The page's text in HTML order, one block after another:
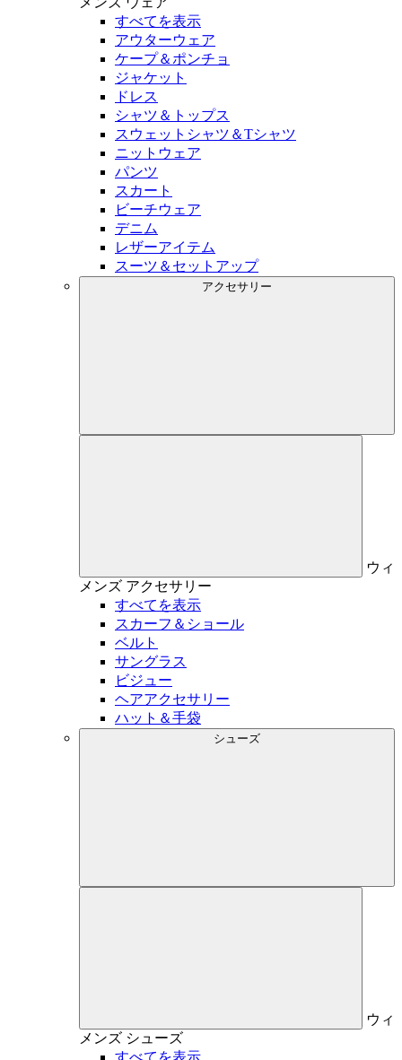
すべてを表示
アウターウェア
ケープ＆ポンチョ
ジャケット
ドレス
シャツ＆トップス
スウェットシャツ＆Tシャツ
ニットウェア
パンツ
スカート
ビーチウェア
デニム
レザーアイテム
スーツ＆セットアップ
アクセサリー
ウィ
メンズ アクセサリー
すべてを表示
スカーフ＆ショール
ベルト
サングラス
ビジュー
ヘアアクセサリー
ハット＆手袋
シューズ
ウィ
メンズ シューズ
すべてを表示